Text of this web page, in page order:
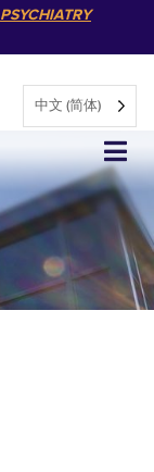
PSYCHIATRY
中文 (简体)